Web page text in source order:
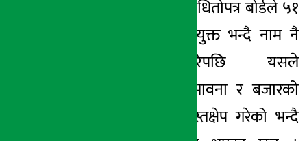
काठमाण्डौ । नेपाल धितोपत्र बोर्डले ५१
कम्पनीलाई जोखिमयुक्त भन्दै नाम नै
सार्वजनिक गरेपछि यसले
लगानीकर्ताहरुको भावना र बजारको
स्वतन्त्रतालाई नै हस्तक्षेप गरेको भन्दै